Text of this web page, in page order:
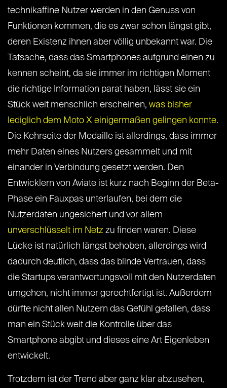
technikaffine Nutzer werden in den Genuss von
Funktionen kommen, die es zwar schon längst gibt,
deren Existenz ihnen aber völlig unbekannt war. Die
Tatsache, dass das Smartphones aufgrund einen zu
kennen scheint, da sie immer im richtigen Moment
die richtige Information parat haben, lässt sie ein
Stück weit menschlich erscheinen, was bisher
lediglich dem Moto X einigermaßen gelingen konnte.
Die Kehrseite der Medaille ist allerdings, dass immer
mehr Daten eines Nutzers gesammelt und mit
einander in Verbindung gesetzt werden. Den
Entwicklern von Aviate ist kurz nach Beginn der Beta-
Phase ein Fauxpas unterlaufen, bei dem die
Nutzerdaten ungesichert und vor allem
unverschlüsselt im Netz zu finden waren. Diese
Lücke ist natürlich längst behoben, allerdings wird
dadurch deutlich, dass das blinde Vertrauen, dass
die Startups verantwortungsvoll mit den Nutzerdaten
umgehen, nicht immer gerechtfertigt ist. Außerdem
dürfte nicht allen Nutzern das Gefühl gefallen, dass
man ein Stück weit die Kontrolle über das
Smartphone abgibt und dieses eine Art Eigenleben
entwickelt.
Trotzdem ist der Trend aber ganz klar abzusehen,